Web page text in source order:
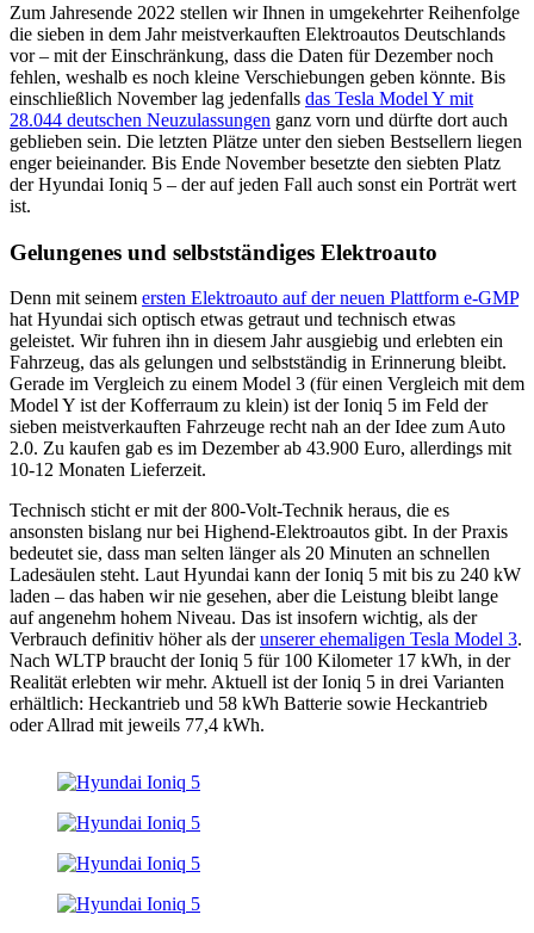
Zum Jahresende 2022 stellen wir Ihnen in umgekehrter Reihenfolge
die sieben in dem Jahr meistverkauften Elektroautos Deutschlands
vor – mit der Einschränkung, dass die Daten für Dezember noch
fehlen, weshalb es noch kleine Verschiebungen geben könnte. Bis
einschließlich November lag jedenfalls das Tesla Model Y mit
28.044 deutschen Neuzulassungen ganz vorn und dürfte dort auch
geblieben sein. Die letzten Plätze unter den sieben Bestsellern liegen
enger beieinander. Bis Ende November besetzte den siebten Platz
der Hyundai Ioniq 5 – der auf jeden Fall auch sonst ein Porträt wert
ist.
Gelungenes und selbstständiges Elektroauto
Denn mit seinem ersten Elektroauto auf der neuen Plattform e-GMP
hat Hyundai sich optisch etwas getraut und technisch etwas
geleistet. Wir fuhren ihn in diesem Jahr ausgiebig und erlebten ein
Fahrzeug, das als gelungen und selbstständig in Erinnerung bleibt.
Gerade im Vergleich zu einem Model 3 (für einen Vergleich mit dem
Model Y ist der Kofferraum zu klein) ist der Ioniq 5 im Feld der
sieben meistverkauften Fahrzeuge recht nah an der Idee zum Auto
2.0. Zu kaufen gab es im Dezember ab 43.900 Euro, allerdings mit
10-12 Monaten Lieferzeit.
Technisch sticht er mit der 800-Volt-Technik heraus, die es
ansonsten bislang nur bei Highend-Elektroautos gibt. In der Praxis
bedeutet sie, dass man selten länger als 20 Minuten an schnellen
Ladesäulen steht. Laut Hyundai kann der Ioniq 5 mit bis zu 240 kW
laden – das haben wir nie gesehen, aber die Leistung bleibt lange
auf angenehm hohem Niveau. Das ist insofern wichtig, als der
Verbrauch definitiv höher als derunserer ehemaligen Tesla Model 3.
Nach WLTP braucht der Ioniq 5 für 100 Kilometer 17 kWh, in der
Realität erlebten wir mehr. Aktuell ist der Ioniq 5 in drei Varianten
erhältlich: Heckantrieb und 58 kWh Batterie sowie Heckantrieb
oder Allrad mit jeweils 77,4 kWh.